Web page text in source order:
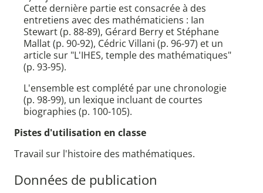
Cette dernière partie est consacrée à des
entretiens avec des mathématiciens : Ian
Stewart (p. 88-89), Gérard Berry et Stéphane
Mallat (p. 90-92), Cédric Villani (p. 96-97) et un
article sur "L'IHES, temple des mathématiques"
(p. 93-95).
L'ensemble est complété par une chronologie
(p. 98-99), un lexique incluant de courtes
biographies (p. 100-105).
Pistes d'utilisation en classe
Travail sur l'histoire des mathématiques.
Données de publication